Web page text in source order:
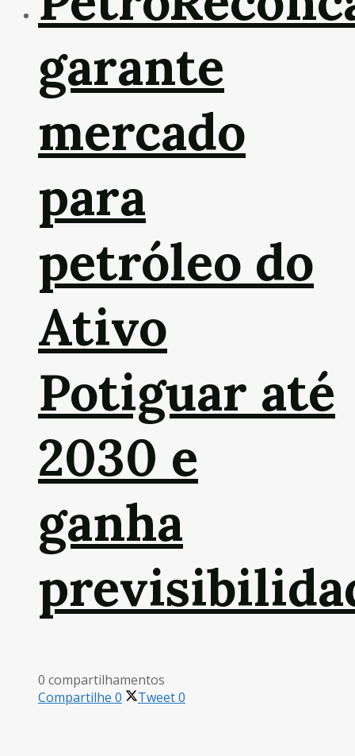
garante
mercado
para
petróleo do
Ativo
Potiguar até
2030 e
ganha
0 compartilhamentos
Compartilhe 0 Tweet0